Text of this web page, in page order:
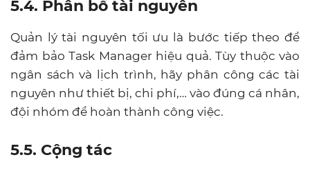
5.4. Phân bổ tài nguyên
Quản lý tài nguyên tối ưu là bước tiếp theo để
đảm bảo Task Manager hiệu quả. Tùy thuộc vào
ngân sách và lịch trình, hãy phân công các tài
nguyên như thiết bị, chi phí,… vào đúng cá nhân,
đội nhóm để hoàn thành công việc.
5.5. Cộng tác